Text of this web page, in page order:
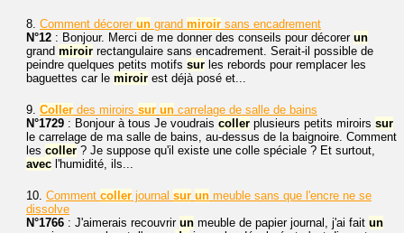
8. Comment décorer un grand miroir sans encadrement
N°12 : Bonjour. Merci de me donner des conseils pour décorer un
grand miroir rectangulaire sans encadrement. Serait-il possible de
peindre quelques petits motifs sur les rebords pour remplacer les
baguettes car le miroir est déjà posé et...
9. Coller des miroirs sur un carrelage de salle de bains
N°1729 : Bonjour à tous Je voudrais coller plusieurs petits miroirs sur
le carrelage de ma salle de bains, au-dessus de la baignoire. Comment
les coller ? Je suppose qu'il existe une colle spéciale ? Et surtout,
avec l'humidité, ils...
10. Comment coller journal sur un meuble sans que l'encre ne se
dissolve
N°1766 : J'aimerais recouvrir un meuble de papier journal, j'ai fait un